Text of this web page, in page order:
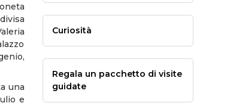
una
e
Curiosità
Regala un pacchetto di visite
guidate